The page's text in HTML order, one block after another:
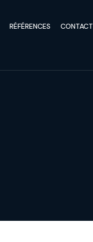
RÉFÉRENCES CONTACT